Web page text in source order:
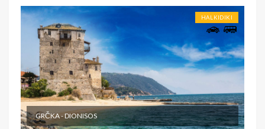
HALKIDIKI
GRČKA - DIONISOS